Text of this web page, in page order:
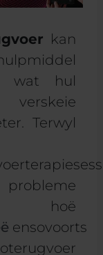
kan
wat hul
Terwyl
ensovoorts